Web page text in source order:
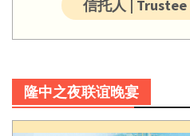
信托人 | Trustee
隆中之夜联谊晚宴